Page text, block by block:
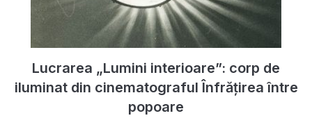
Lucrarea „Lumini interioare”: corp de
iluminat din cinematograful Înfrățirea între
popoare